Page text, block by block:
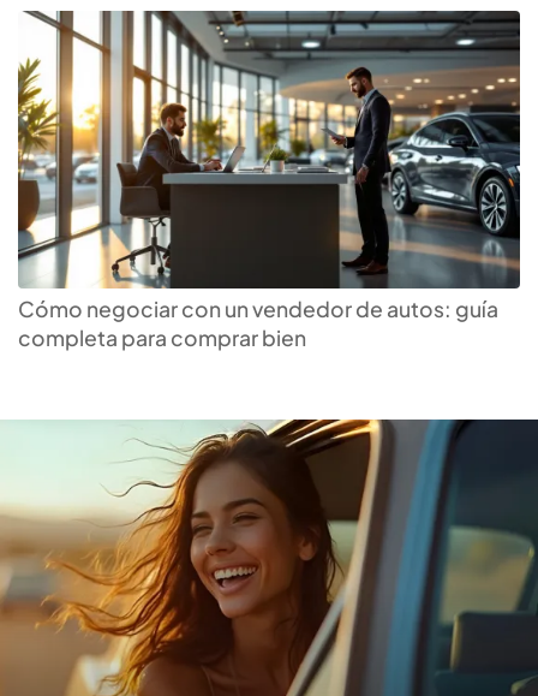
Cómo negociar con un vendedor de autos: guía
completa para comprar bien
Descubre el mejorcrédito
automotrizpara ti